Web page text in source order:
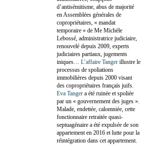
d’antisémitisme, abus de majorité
en Assemblées générales de
copropriétaires, « mandat
temporaire » de Me Michèle
Lebossé, administratrice judiciaire,
renouvelé depuis 2009, experts
judiciaires partiaux, jugements
iniques… L’affaire Tanger illustre le
processus de spoliations
immobilières depuis 2000 visant
des copropriétaires français juifs.
Eva Tanger a été ruinée et spoliée
par un « gouvernement des juges ».
Malade, endettée, calomniée, cette
fonctionnaire retraitée quasi-
septuagénaire a été expulsée de son
appartement en 2016 et lutte pour la
réintégration dans cet appartement.